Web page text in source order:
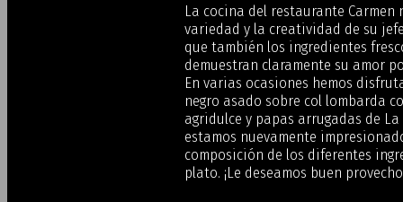
La cocina del restaurante
variedad y la creatividad de su
que también los ingredientes
demuestran claramente su amor
En varias ocasiones hemos
negro asado sobre col lombarda
agridulce y papas arrugadas de La
estamos nuevamente
composición de los diferentes
plato. ¡Le deseamos buen